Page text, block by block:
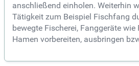
anschließend einholen. Weiterhin
Tätigkeit zum Beispiel Fischfang
bewegte Fischerei, Fanggeräte wie
Hamen vorbereiten, ausbringen